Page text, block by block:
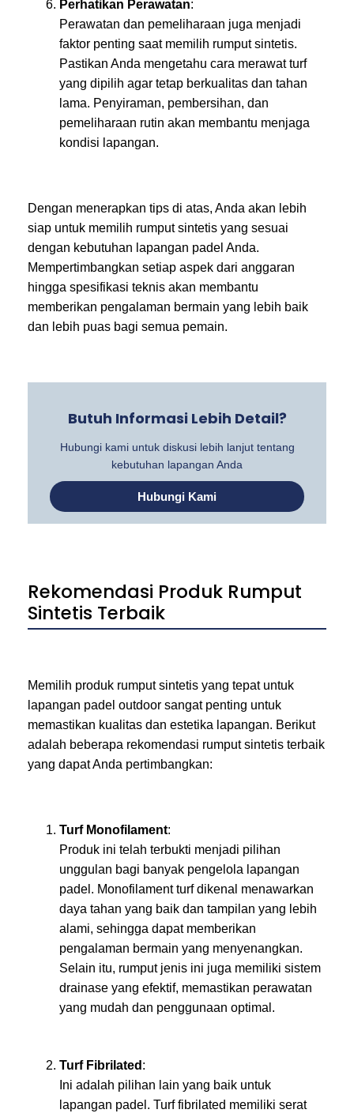
Perhatikan Perawatan:
Perawatan dan pemeliharaan juga menjadi
faktor penting saat memilih rumput sintetis.
Pastikan Anda mengetahu cara merawat turf
yang dipilih agar tetap berkualitas dan tahan
lama. Penyiraman, pembersihan, dan
pemeliharaan rutin akan membantu menjaga
kondisi lapangan.
Dengan menerapkan tips di atas, Anda akan lebih
siap untuk memilih rumput sintetis yang sesuai
dengan kebutuhan lapangan padel Anda.
Mempertimbangkan setiap aspek dari anggaran
hingga spesifikasi teknis akan membantu
memberikan pengalaman bermain yang lebih baik
dan lebih puas bagi semua pemain.
Butuh Informasi Lebih Detail?
Hubungi kami untuk diskusi lebih lanjut tentang
kebutuhan lapangan Anda
Hubungi Kami
Rekomendasi Produk Rumput
Sintetis Terbaik
Memilih produk rumput sintetis yang tepat untuk
lapangan padel outdoor sangat penting untuk
memastikan kualitas dan estetika lapangan. Berikut
adalah beberapa rekomendasi rumput sintetis terbaik
yang dapat Anda pertimbangkan:
Turf Monofilament:
Produk ini telah terbukti menjadi pilihan
unggulan bagi banyak pengelola lapangan
padel. Monofilament turf dikenal menawarkan
daya tahan yang baik dan tampilan yang lebih
alami, sehingga dapat memberikan
pengalaman bermain yang menyenangkan.
Selain itu, rumput jenis ini juga memiliki sistem
drainase yang efektif, memastikan perawatan
yang mudah dan penggunaan optimal.
Turf Fibrilated :
Ini adalah pilihan lain yang baik untuk
lapangan padel. Turf fibrilated memiliki serat